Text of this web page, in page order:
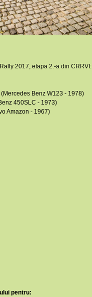
2017, etapa 2.-a din CRRVI:
Benz W123 - 1978)
450SLC - 1973)
Amazon - 1967)
pentru: